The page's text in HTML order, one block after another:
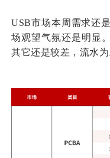
USB市场本周需求还
场观望气氛还是明显
其它还是较差，流水